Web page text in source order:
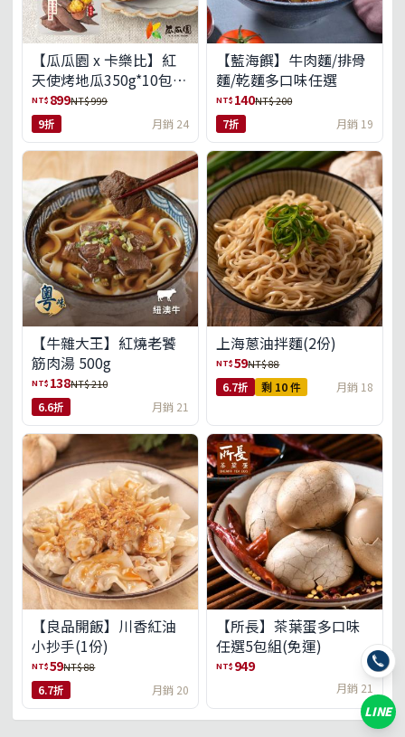
【瓜瓜園 x 卡樂比】紅
天使烤地瓜350g*10包
(免運組)
NT$ 899NT$ 999
9折 月銷 24
【藍海饌】牛肉麵/排骨
麵/乾麵多口味任選
NT$ 140NT$ 200
7折 月銷 19
【牛雜大王】紅燒老饕
筋肉湯 500g
NT$ 138NT$ 210
6.6折 月銷 21
上海蔥油拌麵(2份)
NT$59NT$ 88
6.7折 剩 10 件 月銷 18
【良品開飯】川香紅油
小抄手(1份)
NT$59NT$ 88
6.7折 月銷 20
【所長】茶葉蛋多口味
任選5包組(免運)
NT$ 949
月銷 21
LINE